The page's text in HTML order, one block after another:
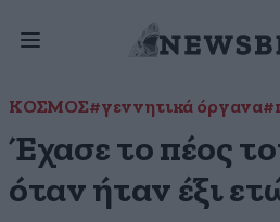
ΚΟΣΜΟΣ#γεννητικά όργανα
Έχασε το πέος
όταν ήταν έξι